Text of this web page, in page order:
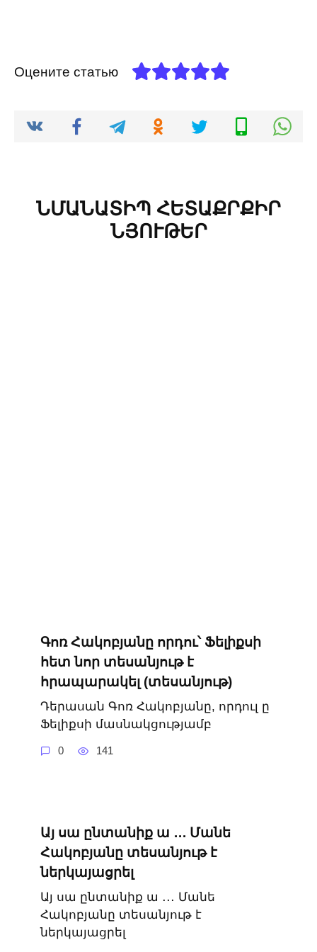
Оцените статью
ՆՄԱՆԱՏԻՊ ՀԵՏԱՔՐՔԻՐ
ՆՅՈՒԹԵՐ
Գոռ Հակոբյանը որդու՝ Ֆելիքսի
հետ նոր տեսանյութ է
հրապարակել (տեսանյութ)
Դերասան Գոռ Հակոբյանը, որդուլ ը
Ֆելիքսի մասնակցությամբ
0 141
Այ սա ընտանիք ա ․․․ Մանե
Հակոբյանը տեսանյութ է
ներկայացրել
Այ սա ընտանիք ա ․․․ Մանե
Հակոբյանը տեսանյութ է
ներկայացրել